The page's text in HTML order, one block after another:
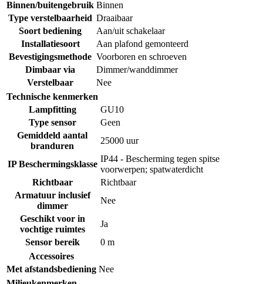
Binnen/buitengebruik Binnen
Type verstelbaarheid Draaibaar
Soort bediening
Aan/uit schakelaar
Installatiesoort
Aan plafond gemonteerd
Bevestigingsmethode Voorboren en schroeven
Dimbaar via
Dimmer/wanddimmer
Verstelbaar
Nee
Technische kenmerken
Lampfitting
GU10
Type sensor
Geen
Gemiddeld aantal
branduren
25000 uur
IP Beschermingsklasse
IP44 - Bescherming tegen spitse
voorwerpen; spatwaterdicht
Richtbaar
Richtbaar
Armatuur inclusief
dimmer
Nee
Geschikt voor in
vochtige ruimtes
Ja
Sensor bereik
0 m
Accessoires
Met afstandsbediening Nee